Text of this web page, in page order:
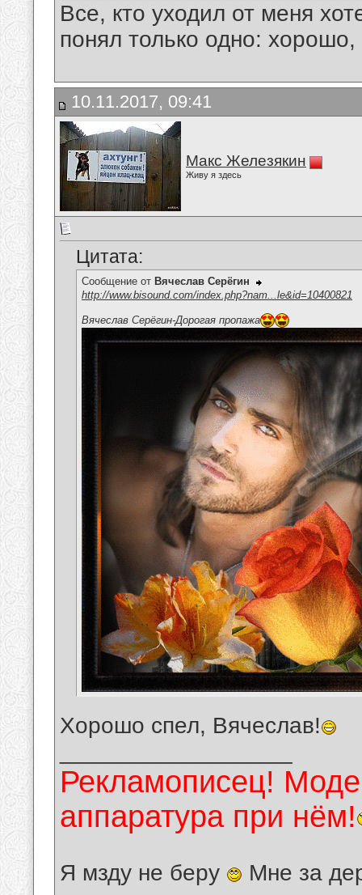
Все, кто уходил от меня
понял только одно:
10.11.2017, 09:41
Макс Железякин
Живу я здесь
Цитата:
Сообщение от Вячеслав Серёгин
http://www.bisound.com/index.php?nam...le&id=10400821
Вячеслав Серёгин-Дорогая пропажа
Хорошо спел, Вячеслав!
Рекламописец!
аппаратура при нём!
Я мзду не беру Мне за